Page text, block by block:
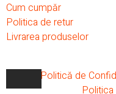
Cum cumpăr
Politica de retur
Livrarea produselor
Politică de